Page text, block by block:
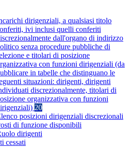
dirigenziali, a qualsiasi titolo
ivi inclusi quelli conferiti
dall'organo di indirizzo
senza procedure pubbliche di
e titolari di posizione
con funzioni dirigenziali (da
in tabelle che distinguano le
situazioni: dirigenti, dirigenti
discrezionalmente, titolari di
organizzativa con funzioni
20
posizioni dirigenziali discrezionali
di funzione disponibili
dirigenti
cessati